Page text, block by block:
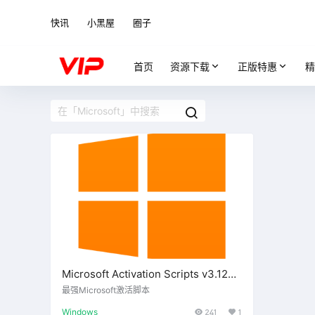
快讯 小黑屋 圈子
首页 资源下载 正版特惠
Microsoft Activation Scripts v3.12汉
化版
最强Microsoft激活脚本
Windows 241 1